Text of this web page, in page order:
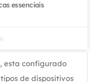
essenciais
esta configurado
de dispositivos